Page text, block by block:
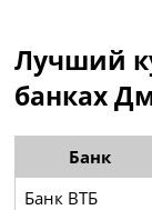
Лучший
банках
Банк
Банк ВТБ